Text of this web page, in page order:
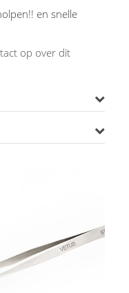
en snelle
op over dit